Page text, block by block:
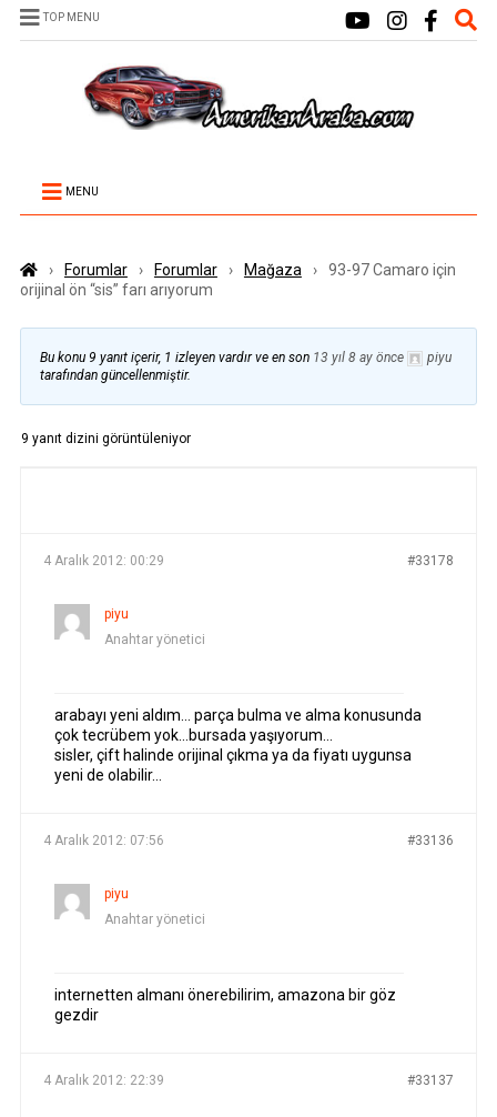
TOP MENU
MENU
› Forumlar › Forumlar › Mağaza ›
93-97 Camaro için
orijinal ön “sis” farı arıyorum
Bu konu 9 yanıt içerir, 1 izleyen vardır ve en son 13 yıl 8 ay önce
piyu
tarafından güncellenmiştir.
9 yanıt dizini görüntüleniyor
4 Aralık 2012: 00:29 #33178
piyu
Anahtar yönetici
arabayı yeni aldım… parça bulma ve alma konusunda
çok tecrübem yok…bursada yaşıyorum…
sisler, çift halinde orijinal çıkma ya da fiyatı uygunsa
yeni de olabilir…
4 Aralık 2012: 07:56 #33136
piyu
Anahtar yönetici
internetten almanı önerebilirim, amazona bir göz
gezdir
4 Aralık 2012: 22:39 #33137